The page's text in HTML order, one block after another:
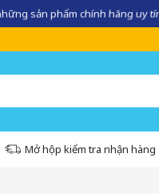
sản phẩm chính hãng uy
Mở hộp kiểm tra nhận hàng